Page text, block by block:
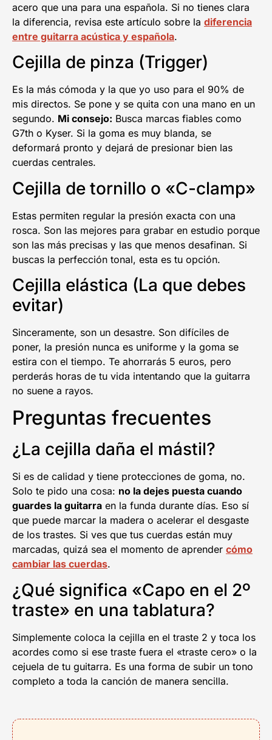
acero que una para una española. Si no tienes clara
la diferencia, revisa este artículo sobre la diferencia
entre guitarra acústica y española.
Cejilla de pinza (Trigger)
Es la más cómoda y la que yo uso para el 90% de
mis directos. Se pone y se quita con una mano en un
segundo. Mi consejo: Busca marcas fiables como
G7th o Kyser. Si la goma es muy blanda, se
deformará pronto y dejará de presionar bien las
cuerdas centrales.
Cejilla de tornillo o «C-clamp»
Estas permiten regular la presión exacta con una
rosca. Son las mejores para grabar en estudio porque
son las más precisas y las que menos desafinan. Si
buscas la perfección tonal, esta es tu opción.
Cejilla elástica (La que debes
evitar)
Sinceramente, son un desastre. Son difíciles de
poner, la presión nunca es uniforme y la goma se
estira con el tiempo. Te ahorrarás 5 euros, pero
perderás horas de tu vida intentando que la guitarra
no suene a rayos.
Preguntas frecuentes
¿La cejilla daña el mástil?
Si es de calidad y tiene protecciones de goma, no.
Solo te pido una cosa: no la dejes puesta cuando
guardes la guitarra en la funda durante días. Eso sí
que puede marcar la madera o acelerar el desgaste
de los trastes. Si ves que tus cuerdas están muy
marcadas, quizá sea el momento de aprender cómo
cambiar las cuerdas.
¿Qué significa «Capo en el 2º
traste» en una tablatura?
Simplemente coloca la cejilla en el traste 2 y toca los
acordes como si ese traste fuera el «traste cero» o la
cejuela de tu guitarra. Es una forma de subir un tono
completo a toda la canción de manera sencilla.